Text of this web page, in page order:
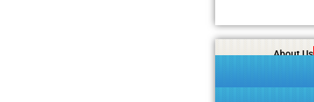
About Us